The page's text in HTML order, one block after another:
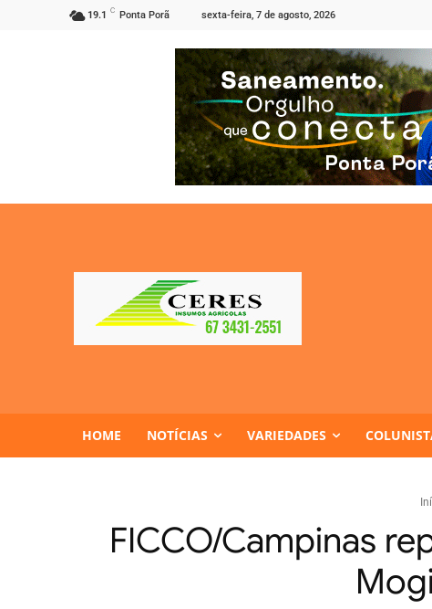
19.1 C Ponta Porã sexta-feira, 7 de agosto, 2026
HOME NOTÍCIAS VARIEDADES
FICCO/Campinas